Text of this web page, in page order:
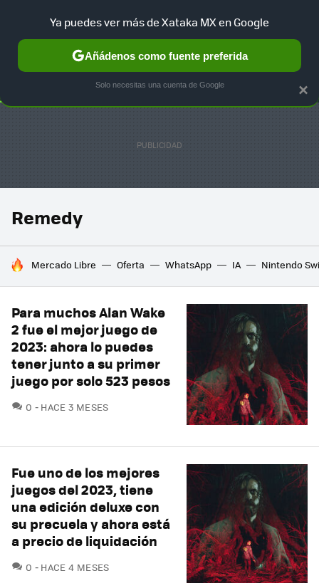
SELECCIÓN GAMING HOME AUTO TERRITORIO
Remedy
HOY SE HABLA DE
Mercado Libre Oferta WhatsApp IA Nintendo
Para muchos Alan Wake
2 fue el mejor juego de
2023: ahora lo puedes
tener junto a su primer
juego por solo 523 pesos
0 COMENTARIOS
HACE 3 MESES
Fue uno de los mejores
juegos del 2023, tiene
una edición deluxe con
su precuela y ahora está
a precio de liquidación
0 COMENTARIOS
HACE 4 MESES
×
Ya puedes ver más de Xataka MX en Google
Añádenos como fuente preferida
Solo necesitas una cuenta de Google